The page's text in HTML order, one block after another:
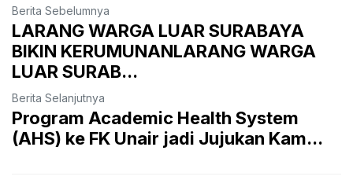
Berita Sebelumnya
LARANG WARGA LUAR SURABAYA
BIKIN KERUMUNANLARANG WARGA
LUAR SURAB...
Berita Selanjutnya
Program Academic Health System
(AHS) ke FK Unair jadi Jujukan Kam...